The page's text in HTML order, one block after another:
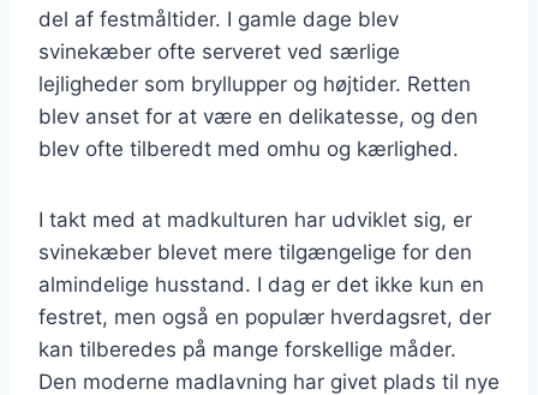
del af festmåltider. I gamle dage blev
svinekæber ofte serveret ved særlige
lejligheder som bryllupper og højtider. Retten
blev anset for at være en delikatesse, og den
blev ofte tilberedt med omhu og kærlighed.
I takt med at madkulturen har udviklet sig, er
svinekæber blevet mere tilgængelige for den
almindelige husstand. I dag er det ikke kun en
festret, men også en populær hverdagsret, der
kan tilberedes på mange forskellige måder.
Den moderne madlavning har givet plads til nye